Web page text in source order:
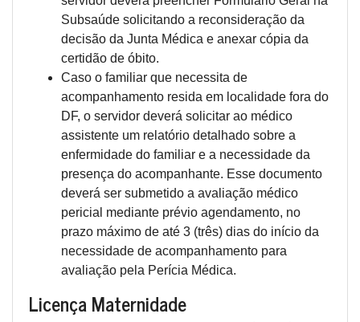
Subsaúde solicitando a reconsideração da
decisão da Junta Médica e anexar cópia da
certidão de óbito.
Caso o familiar que necessita de
acompanhamento resida em localidade fora do
DF, o servidor deverá solicitar ao médico
assistente um relatório detalhado sobre a
enfermidade do familiar e a necessidade da
presença do acompanhante. Esse documento
deverá ser submetido a avaliação médico
pericial mediante prévio agendamento, no
prazo máximo de até 3 (três) dias do início da
necessidade de acompanhamento para
avaliação pela Perícia Médica.
Licença Maternidade